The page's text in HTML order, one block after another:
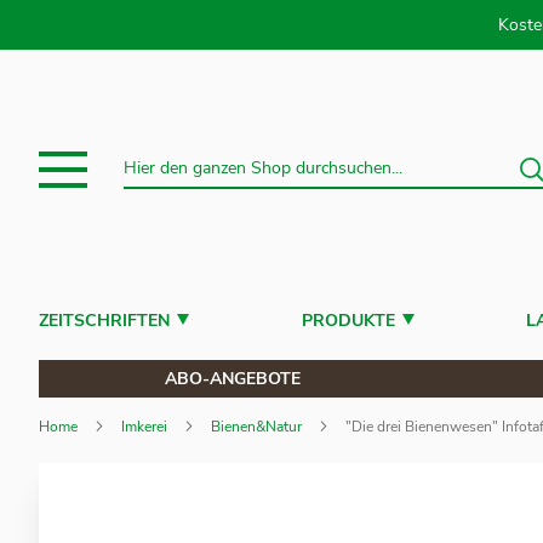
Suche
ZEITSCHRIFTEN PRODUKTE
ABO-ANGEBOTE
Home Imkerei Bienen&Natur "Die drei Bienenwesen"